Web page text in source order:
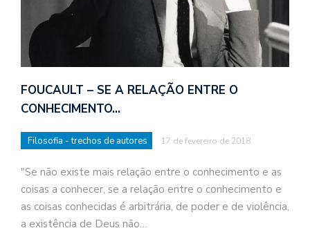
FOUCAULT – SE A RELAÇÃO ENTRE O
CONHECIMENTO…
Filosofia - trechos de autores 17 de fevereiro de 2018
"Se não existe mais relação entre o conhecimento e as
coisas a conhecer, se a relação entre o conhecimento e
as coisas conhecidas é arbitrária, de poder e de violência,
a existência de Deus não…